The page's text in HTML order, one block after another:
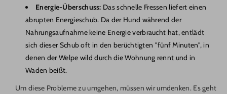
Energie-Überschuss: Das schnelle Fressen liefert einen
abrupten Energieschub. Da der Hund während der
Nahrungsaufnahme keine Energie verbraucht hat, entlädt
sich dieser Schub oft in den berüchtigten "fünf Minuten", in
denen der Welpe wild durch die Wohnung rennt und in
Waden beißt.
Um diese Probleme zu umgehen, müssen wir umdenken. Es geht